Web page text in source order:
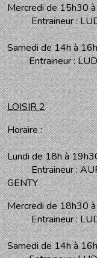
Mercredi de 15h30
Entraineur :
Samedi de 14h à 16h
Entraineur :
LOISIR 2
Horaire :
Lundi de 18h à
Entraineur :
GENTY
Mercredi de 18h30
Entraineur :
Samedi de 14h à 16h